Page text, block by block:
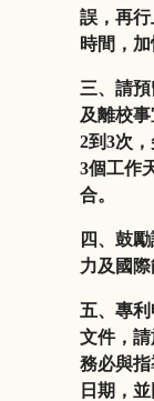
誤，再行
時間，加
三、請
及離校事
2到3次，
3個工作
合。
四、鼓
力及國際
五、專
文件， 請
務必與指
日期，